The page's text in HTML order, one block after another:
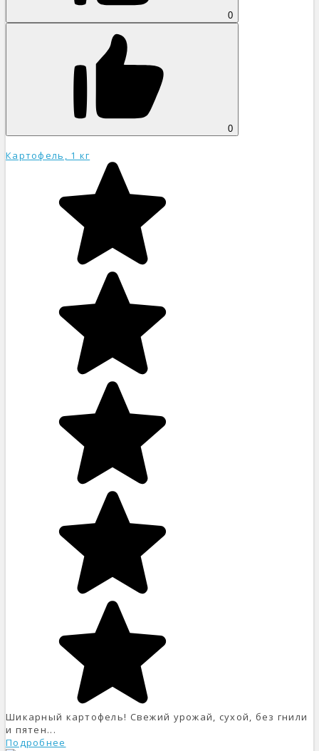
0
0
Картофель, 1 кг
Шикарный картофель! Свежий урожай, сухой, без гнили
и пятен...
Подробнее